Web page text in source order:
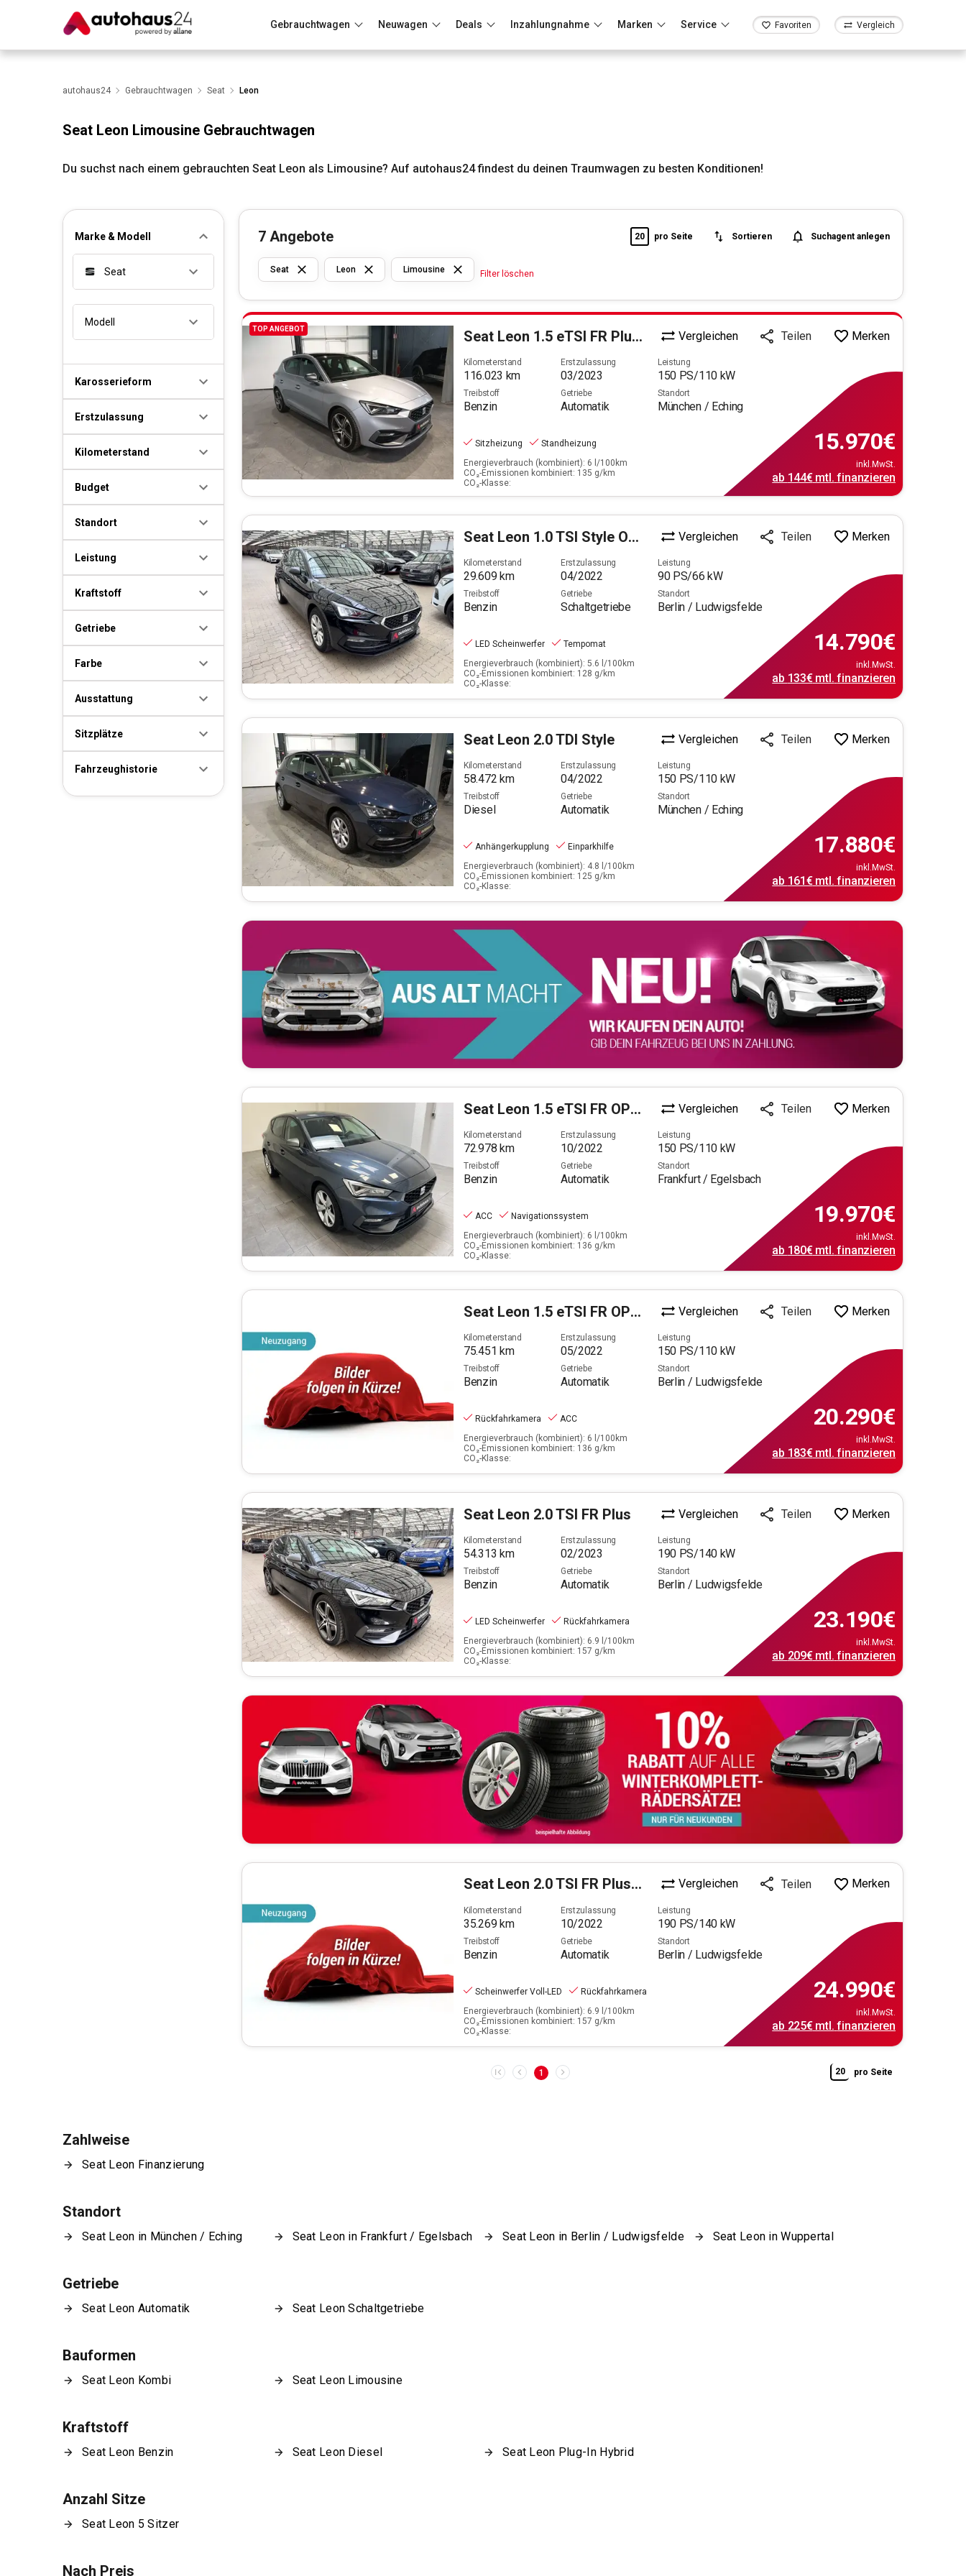
Gebrauchtwagen Neuwagen Deals Inzahlungnahme Marken Service Favoriten Vergleich
Wir bewerten dein AutoRund um die Inzahlungnahme
autohaus24 Gebrauchtwagen Seat Leon
Seat Leon Limousine Gebrauchtwagen
Du suchst nach einem gebrauchten Seat Leon als Limousine? Auf autohaus24 findest du deinen Traumwagen zu besten Konditionen!
Marke & Modell
Seat
Modell
Karosserieform
Erstzulassung
Kilometerstand
Budget
Standort
Leistung
Kraftstoff
Getriebe
Farbe
Ausstattung
Sitzplätze
Fahrzeughistorie
7 Angebote
Limousine
Filter löschen
20 pro Seite Sortieren Suchagent anlegen
Seat Leon Limousine Filter löschen
TOP ANGEBOT Seat Leon 1.5 eTSI FR Plus OPF (EURO 6d) Vergleichen Teilen Merken
Kilometerstand
116.023 km
Erstzulassung
03/2023
Leistung
150 PS/110 kW
Treibstoff
Benzin
Getriebe
Automatik
Standort
München / Eching
Sitzheizung
Standheizung
Energieverbrauch (kombiniert): 6 l/100km
CO₂-Emissionen kombiniert: 135 g/km
CO₂-Klasse:
15.970€
inkl.MwSt.
ab 144€mtl. finanzieren
Seat Leon 1.0 TSI Style OPF (EURO 6d) Vergleichen Teilen Merken
Kilometerstand
29.609km
Erstzulassung
04/2022
Leistung
90PS/66 kW
Treibstoff
Benzin
Getriebe
Schaltgetriebe
Standort
Berlin / Ludwigsfelde
LED Scheinwerfer
Tempomat
Energieverbrauch (kombiniert): 5.6 l/100km
CO₂-Emissionen kombiniert: 128 g/km
CO₂-Klasse:
14.790€
inkl.MwSt.
ab 133€mtl. finanzieren
Seat Leon 2.0 TDI Style Vergleichen Teilen Merken
Kilometerstand
58.472 km
Erstzulassung
04/2022
Leistung
150 PS/110 kW
Treibstoff
Diesel
Getriebe
Automatik
Standort
München / Eching
Anhängerkupplung
Einparkhilfe
Energieverbrauch (kombiniert): 4.8 l/100km
CO₂-Emissionen kombiniert: 125 g/km
CO₂-Klasse:
17.880€
inkl.MwSt.
ab 161€mtl. finanzieren
Seat Leon 1.5 eTSI FR OPF (EURO 6d) Vergleichen Teilen Merken
Kilometerstand
72.978 km
Erstzulassung
10/2022
Leistung
150 PS/110 kW
Treibstoff
Benzin
Getriebe
Automatik
Standort
Frankfurt / Egelsbach
ACC
Navigationssystem
Energieverbrauch (kombiniert): 6 l/100km
CO₂-Emissionen kombiniert: 136 g/km
CO₂-Klasse:
19.970€
inkl.MwSt.
ab 180€mtl. finanzieren
Seat Leon 1.5 eTSI FR OPF (EURO 6d) Vergleichen Teilen Merken
Kilometerstand
75.451 km
Erstzulassung
05/2022
Leistung
150 PS/110 kW
Treibstoff
Benzin
Getriebe
Automatik
Standort
Berlin / Ludwigsfelde
Rückfahrkamera
ACC
Energieverbrauch (kombiniert): 6 l/100km
CO₂-Emissionen kombiniert: 136 g/km
CO₂-Klasse:
20.290€
inkl.MwSt.
ab 183€mtl. finanzieren
Seat Leon 2.0 TSI FR Plus Vergleichen Teilen Merken
Kilometerstand
54.313 km
Erstzulassung
02/2023
Leistung
190 PS/140 kW
Treibstoff
Benzin
Getriebe
Automatik
Standort
Berlin / Ludwigsfelde
LED Scheinwerfer
Rückfahrkamera
Energieverbrauch (kombiniert): 6.9 l/100km
CO₂-Emissionen kombiniert: 157 g/km
CO₂-Klasse:
23.190€
inkl.MwSt.
ab 209€mtl. finanzieren
Seat Leon 2.0 TSI FR Plus OPF (EURO 6d) Vergleichen Teilen Merken
Kilometerstand
35.269km
Erstzulassung
10/2022
Leistung
190 PS/140 kW
Treibstoff
Benzin
Getriebe
Automatik
Standort
Berlin / Ludwigsfelde
Scheinwerfer Voll-LED
Rückfahrkamera
Energieverbrauch (kombiniert): 6.9 l/100km
CO₂-Emissionen kombiniert: 157 g/km
CO₂-Klasse:
24.990€
inkl.MwSt.
ab 225€mtl. finanzieren
1 20 pro Seite
Zahlweise
Seat Leon Finanzierung
Standort
Seat Leon in München / Eching Seat Leon in Frankfurt / Egelsbach Seat Leon in Berlin / Ludwigsfelde Seat Leon in Wuppertal
Getriebe
Seat Leon Automatik Seat Leon Schaltgetriebe
Bauformen
Seat Leon Kombi Seat Leon Limousine
Kraftstoff
Seat Leon Benzin Seat Leon Diesel Seat Leon Plug-In Hybrid
Anzahl Sitze
Seat Leon 5 Sitzer
Nach Preis